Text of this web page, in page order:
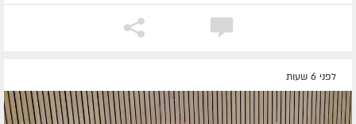
לפני 6 שעות